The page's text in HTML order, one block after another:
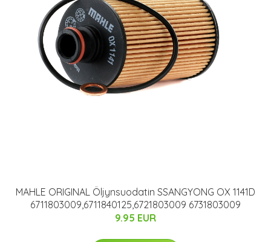
MAHLE ORIGINAL Öljynsuodatin SSANGYONG OX 1141D
6711803009,6711840125,6721803009 6731803009
9.95 EUR